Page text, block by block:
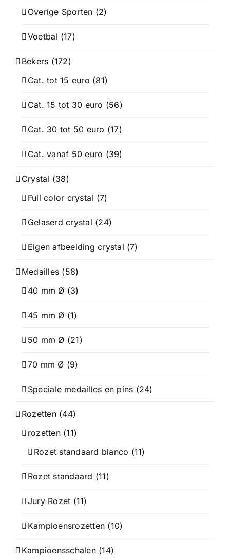
Overige Sporten (2)
Voetbal (17)
Bekers (172)
Cat. tot 15 euro (81)
Cat. 15 tot 30 euro (56)
Cat. 30 tot 50 euro (17)
Cat. vanaf 50 euro (39)
Crystal (38)
Full color crystal (7)
Gelaserd crystal (24)
Eigen afbeelding crystal (7)
Medailles (58)
40 mm Ø (3)
45 mm Ø (1)
50 mm Ø (21)
70 mm Ø (9)
Speciale medailles en pins (24)
Rozetten (44)
rozetten (11)
Rozet standaard blanco (11)
Rozet standaard (11)
Jury Rozet (11)
Kampioensrozetten (10)
Kampioensschalen (14)